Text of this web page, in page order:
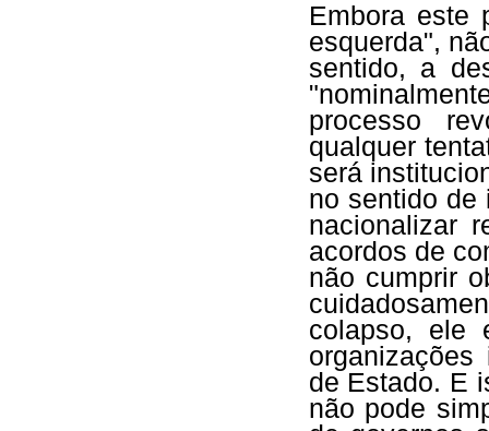
Embora este
esquerda",
sentido, a
processo
qualquer
será
no sentido de
nacionalizar
acordos de
não cumprir
colapso, ele
de Estado. E
não pode